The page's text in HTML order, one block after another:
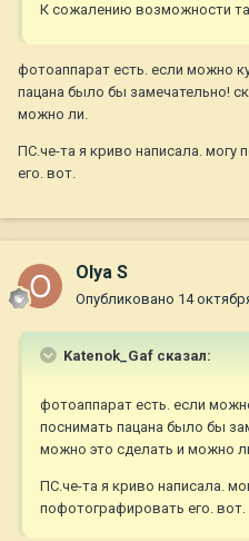
К сожалению возможности
фотоаппарат есть. если можно
пацана было бы замечательно!
можно ли.
ПС.че-та я криво написала. могу
его. вот.
Olya S
Опубликовано 14
Katenok_Gaf сказал:
фотоаппарат есть. если
поснимать пацана было бы
можно это сделать и можно
ПС.че-та я криво написала.
пофотографировать его. вот.